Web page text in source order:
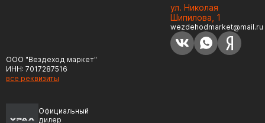
ООО "Вездеход маркет"
ИНН: 7017287516
все реквизиты
Официальный
дилер
ул. Николая
Шипилова, 1
wezdehodmarket@mail.ru